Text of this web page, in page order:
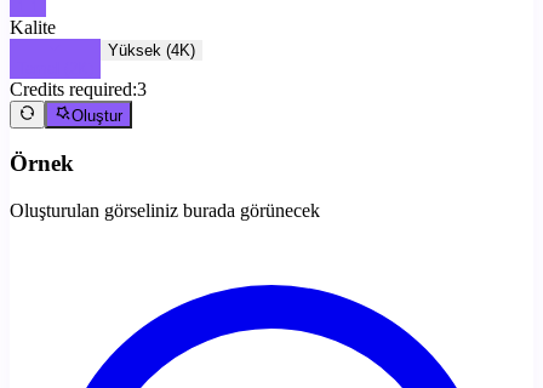
Kalite
Yüksek (4K)
Credits required:3
Oluştur
Örnek
Oluşturulan görseliniz burada görünecek